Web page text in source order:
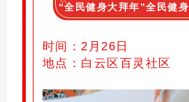
“全民健身大拜年”全民健
时间：2月26日
地点： 白云区百灵社区